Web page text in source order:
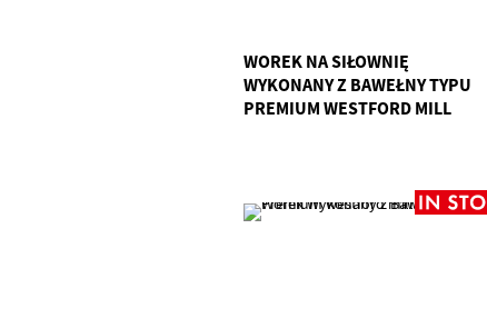
WOREK NA SIŁOWNIĘ
WYKONANY Z BAWEŁNY TYPU
PREMIUM WESTFORD MILL